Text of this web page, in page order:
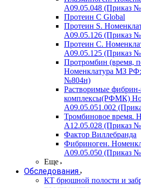
A09.05.048 (Приказ
Протеин C Global
Протеин S.
A09.05.126 (Приказ
Протеин С.
A09.05.125 (Приказ
Протромбин (время,
Номенклатура МЗ
№804н)
Растворимые
комплексы(РФМК)
A09.05.051.002
Тромбиновое время.
A12.05.028 (Приказ
Фактор Виллебранда
Фибриноген.
A09.05.050 (Приказ
Еще
Обследования
КТ брюшной полости и